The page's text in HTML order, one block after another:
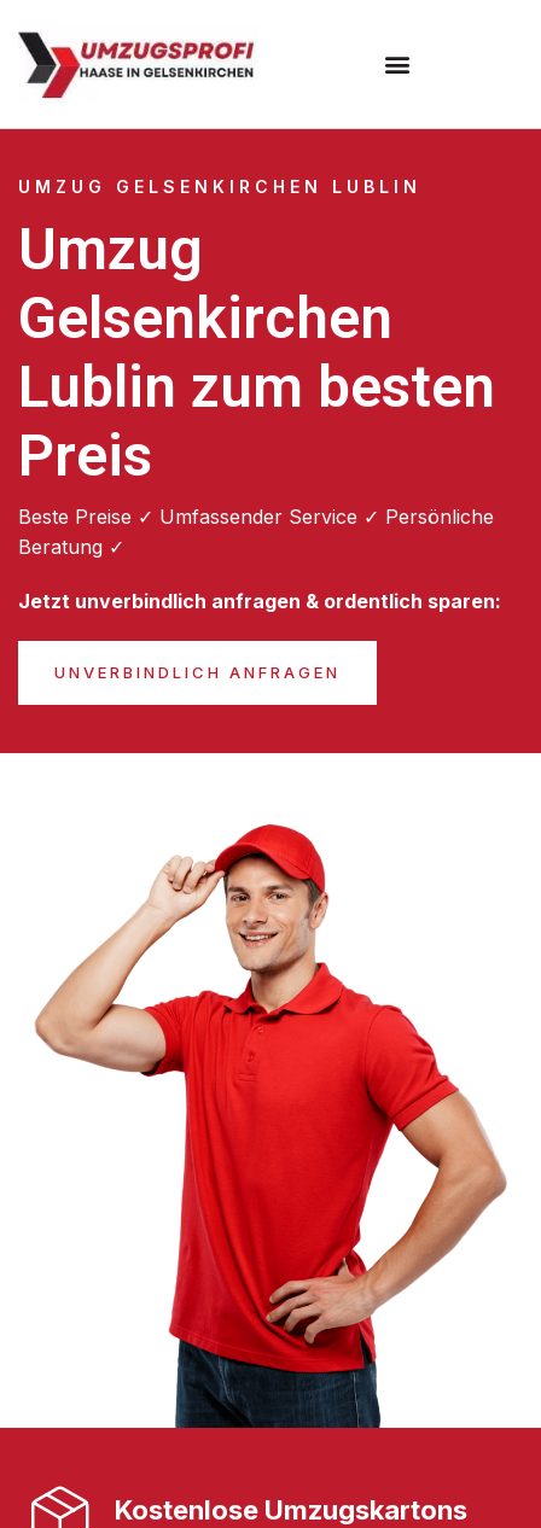
UMZUG GELSENKIRCHEN LUBLIN
Umzug
Gelsenkirchen
Lublin zum besten
Preis
Beste Preise ✓ Umfassender Service ✓ Persönliche
Beratung ✓
Jetzt unverbindlich anfragen & ordentlich sparen:
UNVERBINDLICH ANFRAGEN
Kostenlose Umzugskartons